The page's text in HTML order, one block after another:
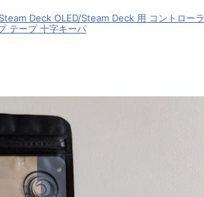
Deck OLED/Steam Deck 用 コントローラ
テープ 十字キーパ